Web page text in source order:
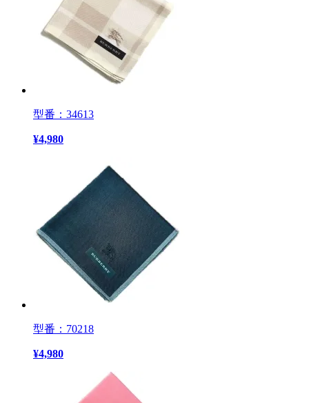
型番：34613
¥4,980
型番：70218
¥4,980